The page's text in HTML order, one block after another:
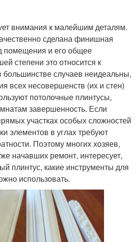
внимания к малейшим деталям.
сделана финишная
помещения и его общее
степени это относится к
большинстве случаев неидеальны,
всех несовершенств (их и стен)
потолочные плинтусы,
завершенность. Если
участках особых сложностей
элементов в углах требуют
Поэтому многих хозяев,
начавших ремонт, интересует,
плинтус, какие инструменты для
использовать.